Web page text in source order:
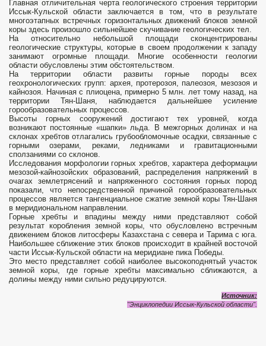
Главная отличительная черта геологического строения территории
Иссык-Кульской области заключается в том, что в результате
многоэтапных встречных горизонтальных движений блоков земной
коры здесь произошло сильнейшее скучивание геологических тел.
На относительно небольшой площади сконцентрированы
геологические структуры, которые в своем продолжении к западу
занимают огромные площади. Многие особенности геологии
области обусловлены этим обстоятельством.
На территории области развиты горные породы всех
геохронологических групп: архея, протерозоя, палеозоя, мезозоя и
кайнозоя. Начиная с плиоцена, примерно 5 млн. лет тому назад, на
территории Тян-Шаня, наблюдается дальнейшее усиление
горообразовательных процессов.
Высоты горных сооружений достигают тех уровней, когда
возникают пос­тоянные «шапки» льда. В межгорных долинах и на
склонах хребтов отлагались грубообломочные осадки, связанные с
горными озерами, реками, ледниками и гравитационными
сползаниями со склонов.
Исследования морфологии горных хребтов, характера деформации
мезозой-кайнозойских образований, распределения напряжений в
очагах землетрясений и напряженного состояния горных пород
показали, что непосредственной причиной горообразовательных
процессов является тангенциальное сжатие земной коры Тян-Шаня
в меридиональном направлении.
Горные хребты и впадины между ними представляют собой
результат коробления земной коры, что обусловлено встречным
движением блоков литосферы Казахстана с севера и Тарима с юга.
Наибольшее сближение этих блоков происходит в крайней восточой
части Иссык-Кульской области на меридиане пика Победы.
Это место представляет собой наиболее высокоподнятый участок
земной коры, где горные хребты максимально сближаются, а
долины между ними сильно редуцируются.
Источник:
"Энциклопедии Иссык-Кульской области".